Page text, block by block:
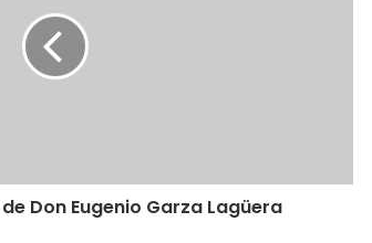
Don Eugenio Garza Lagüera